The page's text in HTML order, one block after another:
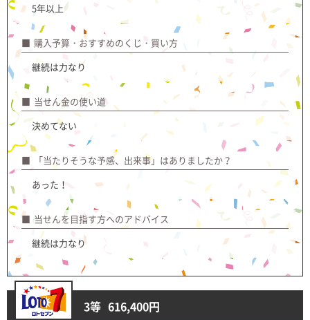
5年以上
購入予算・おすすめのくじ・買い方
継続は力なり
当せん金の使い道
決めてない
「当たりそうな予感、出来事」はありましたか？
あった！
当せんを目指す方へのアドバイス
継続は力なり
3等 616,400円